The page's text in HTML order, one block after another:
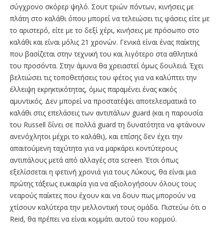
σύγχρονο σκόρερ ψηλό. Σουτ τριών πόντων, κινήσεις με
πλάτη στο καλάθι όπου μπορεί να τελειώσει τις φάσεις είτε με
το αριστερό, είτε με το δεξί χέρι, κινήσεις με πρόσωπο στο
καλάθι και είναι μόλις 21 χρονών. Γενικά είναι ένας παίκτης
που βασίζεται στην τεχνική του και λιγότερο στα αθλητικά
του προσόντα. Στην άμυνα θα χρειαστεί όμως δουλειά. Έχει
βελτιώσει τις τοποθετήσεις του φέτος για να καλύπτει την
έλλειψη εκρηκτικότητας, όμως παραμένει ένας κακός
αμυντικός. Δεν μπορεί να προστατέψει αποτελεσματικά το
καλάθι στις επελάσεις των αντιπάλων guard (και η παρουσία
του Russell δίνει σε πολλά guard τη δυνατότητα να φτάνουν
ανενόχλητοι μέχρι το καλάθι), και επίσης δεν έχει την
απαιτούμενη ταχύτητα για να μαρκάρει κοντύτερους
αντιπάλους μετά από αλλαγές στα screen. Έτσι όπως
εξελίσσεται η φετινή χρονιά για τους Λύκους, θα είναι μια
πρώτης τάξεως ευκαιρία για να αξιολογήσουν όλους τους
νεαρούς παίκτες που έχουν και να δουν πως μπορούν να
χτίσουν καλύτερα την μελλοντική τους ομάδα. Πιστεύω ότι ο
Reid, θα πρέπει να είναι κομμάτι αυτού του κορμού.